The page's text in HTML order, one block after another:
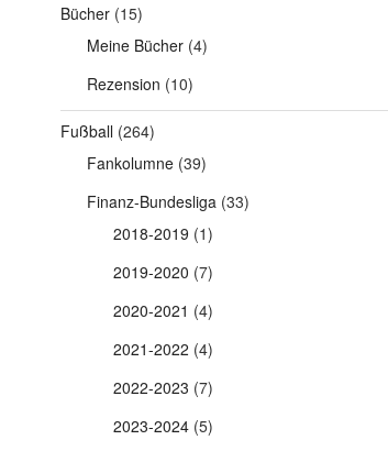
Bücher(15)
Meine Bücher(4)
Rezension (10)
Fußball(264)
Fankolumne(39)
Finanz-Bundesliga (33)
2018-2019 (1)
2019-2020 (7)
2020-2021 (4)
2021-2022 (4)
2022-2023 (7)
2023-2024(5)